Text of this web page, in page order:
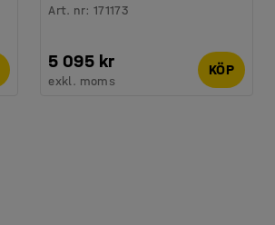
Art. nr: 171173
5 095 kr
exkl. moms
KÖP